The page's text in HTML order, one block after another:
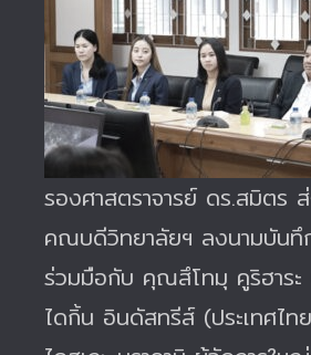
รองศาสตราจารย์ ดร.สมิตร
คณบดีวิทยาลัยฯ ลงนามบันทึ
ร่วมมือกับ คุณสึโทมุ คูริฮาระ
ไดกิ้น อินดัสทรีส์ (ประเทศไ